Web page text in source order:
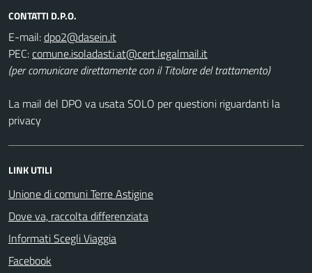
CONTATTI D.P.O.
E-mail:
PEC:
(per comunicare direttamente con il Titolare del trattamento)
La mail del DPO va usata SOLO per questioni riguardanti la
privacy
LINK UTILI
Unione di comuni Terre Astigine
Dove va, raccolta differenziata
Informati Scegli Viaggia
Facebook